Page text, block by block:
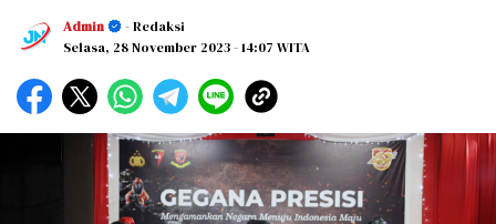
Admin
- Redaksi
Selasa, 28 November 2023- 14:07 WITA